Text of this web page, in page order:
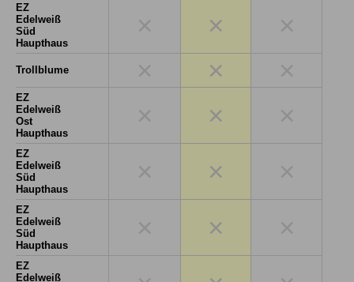
EZ
Edelweiß
Süd
Haupthaus
×
Trollblume ×
EZ
Edelweiß
Ost
Haupthaus
×
EZ
Edelweiß
Süd
Haupthaus
×
EZ
Edelweiß
Süd
Haupthaus
×
EZ
Edelweiß